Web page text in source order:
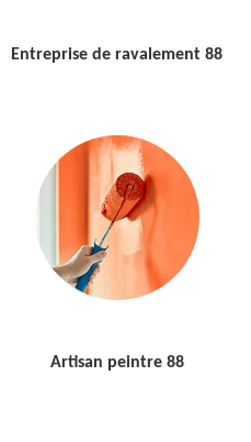
Entreprise de ravalement 88
Artisan peintre 88